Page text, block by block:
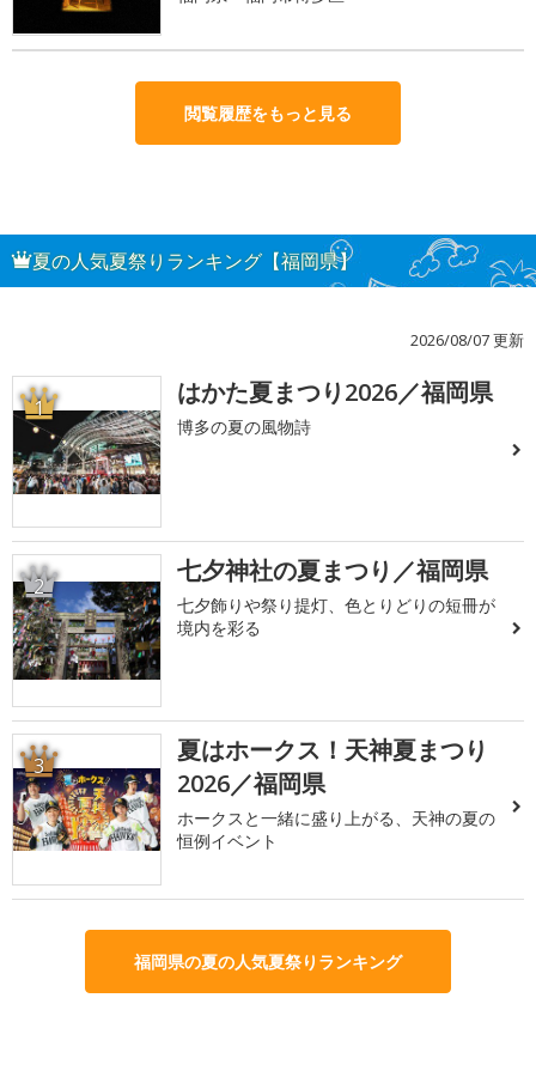
閲覧履歴をもっと見る
夏の人気夏祭りランキング【福岡県】
2026/08/07 更新
1 はかた夏まつり2026／福岡県
博多の夏の風物詩
2 七夕神社の夏まつり／福岡県
七夕飾りや祭り提灯、色とりどりの短冊が
境内を彩る
3
夏はホークス！天神夏まつり
2026／福岡県
ホークスと一緒に盛り上がる、天神の夏の
恒例イベント
福岡県の夏の人気夏祭りランキング